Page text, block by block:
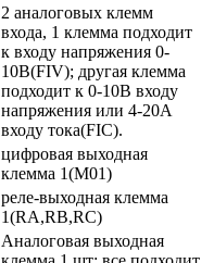
2 аналоговых клемм
входа, 1 клемма подходит
к входу напряжения 0-
10В(FIV); другая клемма
подходит к 0-10В входу
напряжения или 4-20А
входу тока(FIC).
цифровая выходная
клемма 1(M01)
реле-выходная клемма
1(RA,RB,RC)
Аналоговая выходная